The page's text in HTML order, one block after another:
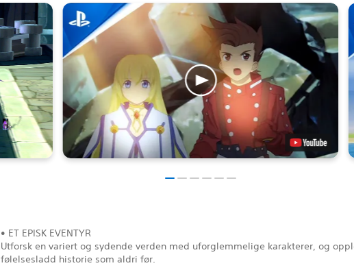
• ET EPISK EVENTYR
Utforsk en variert og sydende verden med uforglemmelige karakterer, og
følelsesladd historie som aldri før.